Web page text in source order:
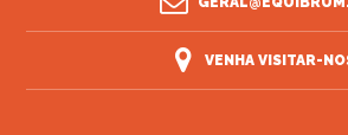
VENHA VISITAR-